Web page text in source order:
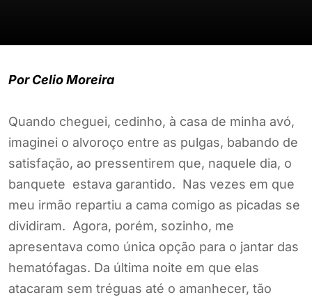
Por Celio Moreira
Quando cheguei, cedinho, à casa de minha avó,
imaginei o alvoroço entre as pulgas, babando de
satisfação, ao pressentirem que, naquele dia, o
banquete estava garantido. Nas vezes em que
meu irmão repartiu a cama comigo as picadas se
dividiram. Agora, porém, sozinho, me
apresentava como única opção para o jantar das
hematófagas. Da última noite em que elas
atacaram sem tréguas até o amanhecer, tão